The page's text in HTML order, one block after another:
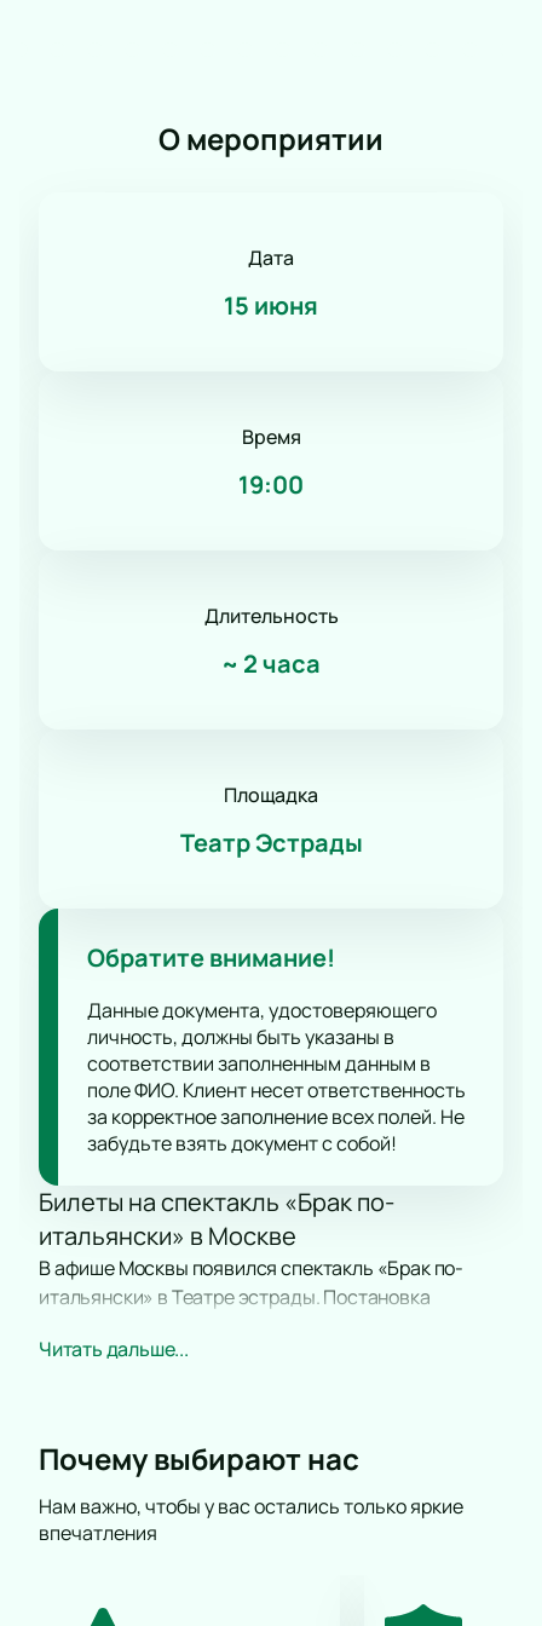
Шоу иллюзионистовО мероприятии
Дата
15 июня
Время
19:00
Длительность
~ 2 часа
Площадка
Театр Эстрады
Обратите внимание!
Данные документа, удостоверяющего
личность, должны быть указаны в
соответствии заполненным данным в
поле ФИО. Клиент несет ответственность
за корректное заполнение всех полей. Не
забудьте взять документ с собой!
Билеты на спектакль «Брак по-
итальянски» в Москве
В афише Москвы появился спектакль «Брак по-
итальянски» в Театре эстрады. Постановка
известной после выхода одноимённого фильма. В
Сюжет
В центре истории — судьба женщины, которая
после многих испытаний сохраняет веру в чувства
Читать дальше...
Почему выбирают нас
Нам важно, чтобы у вас остались только яркие
впечатления